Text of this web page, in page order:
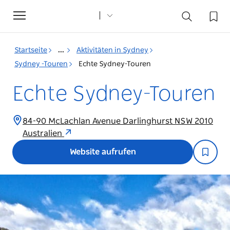
Toggle
navigation
Startseite ...
Aktivitäten in Sydney
Sydney -Touren
Echte Sydney-Touren
Echte Sydney-Touren
84-90 McLachlan Avenue Darlinghurst NSW 2010
Australien
Website aufrufen